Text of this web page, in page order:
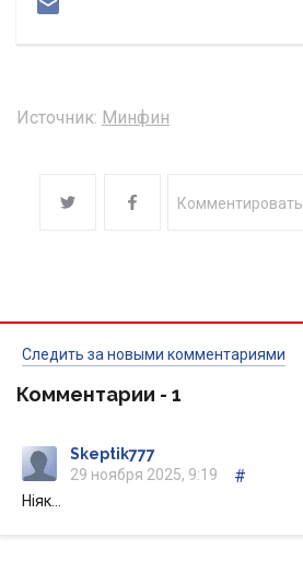
Источник: Минфин
Комментировать
Следить за новыми комментариями
Комментарии - 1
Skeptik777
29 ноября 2025, 9:19
#
Ніяк…